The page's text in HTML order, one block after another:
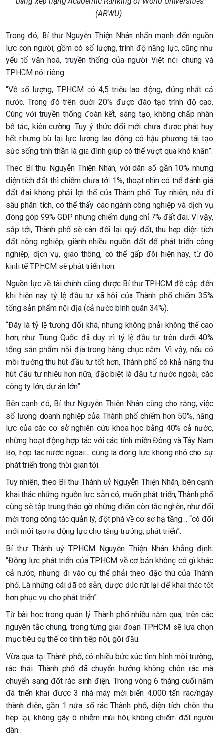
(ARWU).
Trong đó, Bí thư Nguyễn Thiện Nhân nhấn mạnh đến nguồn
lực con người, gồm có số lượng, trình độ năng lực, cũng như
yếu tố văn hoá, truyền thống của người Việt nói chung và
TP.HCM nói riêng.
“Về số lượng, TPHCM có 4,5 triệu lao động, đứng nhất cả
nước. Trong đó trên dưới 20% được đào tạo trình độ cao.
Cùng với truyền thống đoàn kết, sáng tạo, không chấp nhân
bế tắc, kiên cường. Tuy ý thức đổi mới chưa được phát huy
hết nhưng bù lại lực lượng lao động có hậu phương tái tạo
sức sống tinh thần là gia đình giúp có thể vượt qua khó khăn”.
Theo Bí thư Nguyễn Thiện Nhân, với dân số gần 10% nhưng
diện tích đất thì chiếm chưa tới 1%, thoạt nhìn có thể đánh giá
đất đai không phải lợi thế của Thành phố. Tuy nhiên, nếu đi
sâu phân tích, có thể thấy các ngành công nghiệp và dịch vụ
đóng góp 99% GDP nhưng chiếm dụng chỉ 7% đất đai. Vì vậy,
sắp tới, Thành phố sẽ cân đối lại quỹ đất, thu hẹp diện tích
đất nông nghiệp, giành nhiều nguồn đất để phát triển công
nghiệp, dịch vụ, giao thông, có thể gấp đôi hiện nay, từ đó
kinh tế TPHCM sẽ phát triển hơn.
Nguồn lực về tài chính cũng được Bí thư TPHCM đề cập đến
khi hiện nay tỷ lệ đầu tư xã hội của Thành phố chiếm 35%
tổng sản phẩm nội địa (cả nước bình quân 34%).
“Đây là tỷ lệ tương đối khá, nhưng không phải không thể cao
hơn, như Trung Quốc đã duy trì tỷ lệ đầu tư trên dưới 40%
tổng sản phẩm nội địa trong hàng chục năm. Vì vậy, nếu có
môi trường thu hút đầu tư tốt hơn, Thành phố có khả năng thu
hút đầu tư nhiều hơn nữa, đặc biệt là đầu tư nước ngoài, các
công ty lớn, dự án lớn”.
Bên cạnh đó, Bí thư Nguyễn Thiện Nhân cũng cho rằng, việc
số lượng doanh nghiệp của Thành phố chiếm hơn 50%, năng
lực của các cơ sở nghiên cứu khoa học bằng 40% cả nước,
những hoạt động hợp tác với các tỉnh miền Đông và Tây Nam
Bộ, hợp tác nước ngoài… cũng là động lực không nhỏ cho sự
phát triển trong thời gian tới.
Tuy nhiên, theo Bí thư Thành uỷ Nguyễn Thiện Nhân, bên cạnh
khai thác những nguồn lực sẵn có, muốn phát triển, Thành phố
cũng sẽ tập trung tháo gỡ những điểm còn tắc nghẽn, như đổi
mới trong công tác quản lý, đột phá về cơ sở hạ tầng… “có đổi
mới mới tạo ra động lực cho tăng trưởng, phát triển”.
Bí thư Thành uỷ TPHCM Nguyễn Thiện Nhân khẳng định:
“Động lực phát triển của TPHCM về cơ bản không có gì khác
cả nước, nhưng đi vào cụ thể phải theo đặc thù của Thành
phố. Là những cái đã có sẵn, được đúc rút lại để khai thác tốt
hơn phục vụ cho phát triển”.
Từ bài học trong quản lý Thành phố nhiều năm qua, trên các
nguyên tắc chung, trong từng giai đoạn TPHCM sẽ lựa chọn
mục tiêu cụ thể có tính tiếp nối, gối đầu.
Vừa qua tại Thành phố, có nhiều bức xúc tình hình môi trường,
rác thải. Thành phố đã chuyển hướng không chôn rác mà
chuyển sang đốt rác sinh điện. Trong vòng 6 tháng cuối năm
đã triển khai được 3 nhà máy mới biến 4.000 tấn rác/ngày
thành điện, gần 1 nửa số rác Thành phố, diện tích chôn thu
hẹp lại, không gây ô nhiễm mùi hôi, không chiếm đất người
dân…